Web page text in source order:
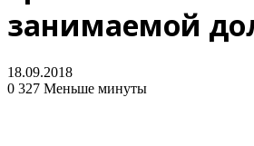
занимаемой
18.09.2018
0 327 Меньше минуты